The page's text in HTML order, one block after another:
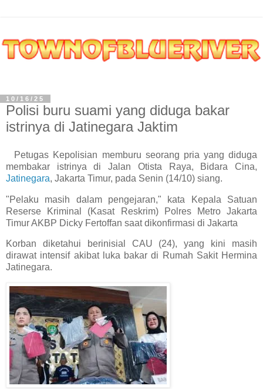
10/16/25
Polisi buru suami yang diduga bakar
istrinya di Jatinegara Jaktim
Petugas Kepolisian memburu seorang pria yang diduga
membakar istrinya di Jalan Otista Raya, Bidara Cina,
Jatinegara, Jakarta Timur, pada Senin (14/10) siang.
"Pelaku masih dalam pengejaran," kata Kepala Satuan
Reserse Kriminal (Kasat Reskrim) Polres Metro Jakarta
Timur AKBP Dicky Fertoffan saat dikonfirmasi di Jakarta
Korban diketahui berinisial CAU (24), yang kini masih
dirawat intensif akibat luka bakar di Rumah Sakit Hermina
Jatinegara.